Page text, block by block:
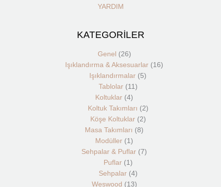
YARDIM
KATEGORİLER
Genel 26
26
Işıklandırma & Aksesuarlar 16
Işıklandırmalar 5
5
Tablolar 11
11
Koltuklar 4
4
Koltuk Takımları 2
Köşe Koltuklar 2
2
Masa Takımları 8
8
Modüller 1
1
Sehpalar & Puflar 7
Puflar 1
1
Sehpalar 4
4
Weswood 13
13